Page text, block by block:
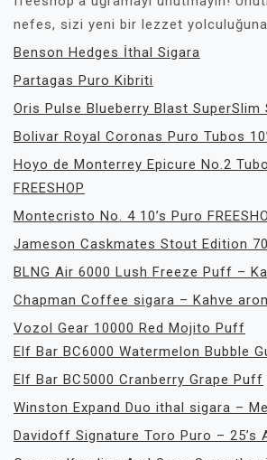
nefes, sizi yeni bir lezzet yolculuğuna
Benson Hedges İthal Sigara
Partagas Puro Kibriti
Oris Pulse Blueberry Blast SuperSlim
Bolivar Royal Coronas Puro Tubos
Hoyo de Monterrey Epicure No.2
FREESHOP
Montecristo No. 4 10’s Puro
Jameson Caskmates Stout Edition
BLNG Air 6000 Lush Freeze Puff –
Chapman Coffee sigara – Kahve
Vozol Gear 10000 Red Mojito Puff
Elf Bar BC6000 Watermelon Bubble
Elf Bar BC5000 Cranberry Grape Puff
Winston Expand Duo ithal sigara –
Davidoff Signature Toro Puro – 25’s